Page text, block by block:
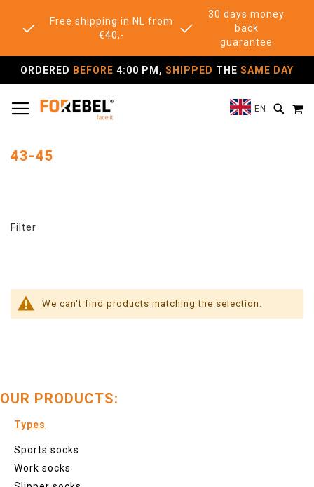
Free shipping in NL from
€40,-
30 days money
back
guarantee
ORDERED BEFORE 4:00 PM, SHIPPED THE SAME DAY
EN
43-45
We can't find products matching the selection.
Filter
OUR PRODUCTS:
Types
Sports socks
Work socks